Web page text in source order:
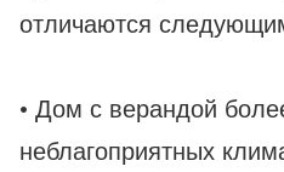
отличаются
• Дом с верандой
неблагоприятных